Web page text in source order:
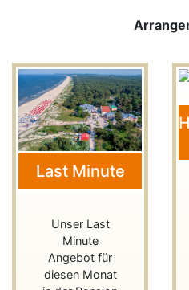
Previous
Last Minute
Unser Last
Minute
Angebot für
diesen Monat